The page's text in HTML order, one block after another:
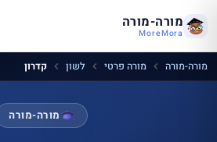
מורה-מורה
MoreMora
מורה-מורה מורה פרטי לשון קדרון
מורה-מורה